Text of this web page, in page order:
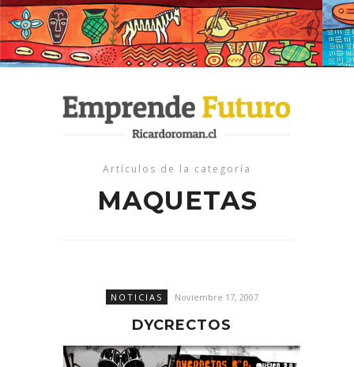
Artículos de la categoría
MAQUETAS
NOTICIAS Noviembre 17, 2007
DYCRECTOS